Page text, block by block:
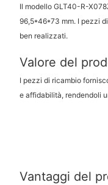
Il modello GLT40-R-
96,5*46*73 mm. I pezzi
ben realizzati.
Valore del
I pezzi di ricambio
e affidabilità, rendendoli
Vantaggi del